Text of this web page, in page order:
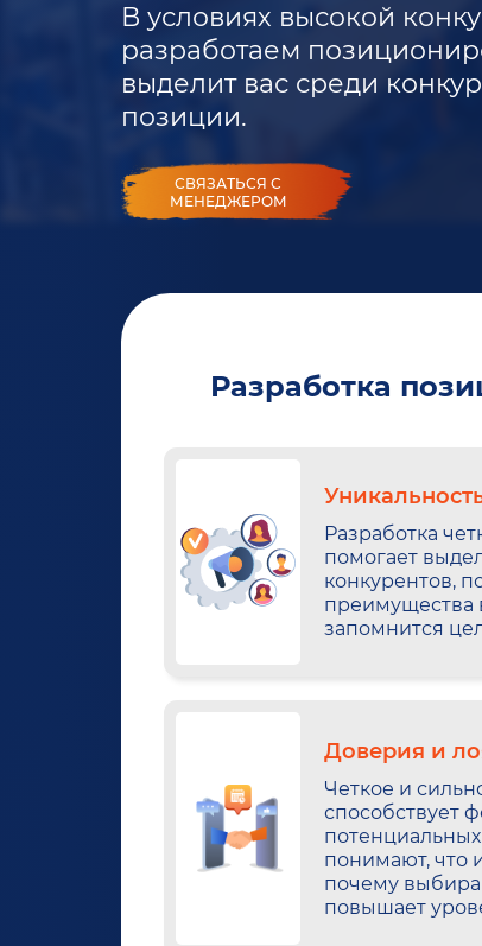
В условиях высокой
разработаем
выделит вас среди
позиции.
СВЯЗАТЬСЯ С
МЕНЕДЖЕРОМ
Разработка
Разработка
помогает
конкурентов,
преимущества
запомнится
Доверия и
Четкое и
способствует
понимают, что
почему
повышает